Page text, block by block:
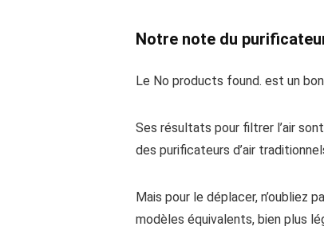
Notre note du
Le No products found. est un
Ses résultats pour filtrer l’air
des purificateurs d’air
Mais pour le déplacer, n’oubliez
modèles équivalents, bien plus